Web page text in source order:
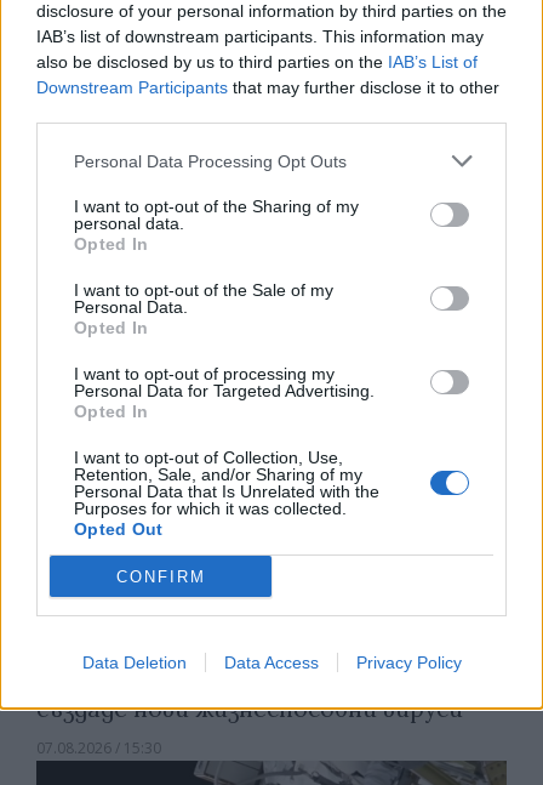
disclosure of your personal information by third parties on the
IAB’s list of downstream participants. This information may
also be disclosed by us to third parties on the IAB’s List of
Downstream Participants that may further disclose it to other
Personal Data Processing Opt Outs
I want to opt-out of the Sharing of my
personal data.
Opted In
I want to opt-out of the Sale of my
Personal Data.
Opted In
I want to opt-out of processing my
Personal Data for Targeted Advertising.
Opted In
I want to opt-out of Collection, Use,
Retention, Sale, and/or Sharing of my
Personal Data that Is Unrelated with the
Purposes for which it was collected.
Opted Out
CONFIRM
Data Deletion Data Access Privacy Policy
Древен храм на почти 900 години
откриха под кафене за сладолед в
Полша
07.08.2026 / 16:00
Изкуствен интелект за първи път
създаде нови жизнеспособни вируси
07.08.2026 / 15:30